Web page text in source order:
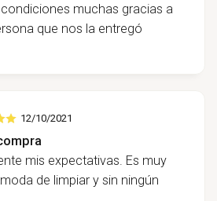
muchas gracias a
que nos la entregó
12/10/2021
mis expectativas. Es muy
de limpiar y sin ningún